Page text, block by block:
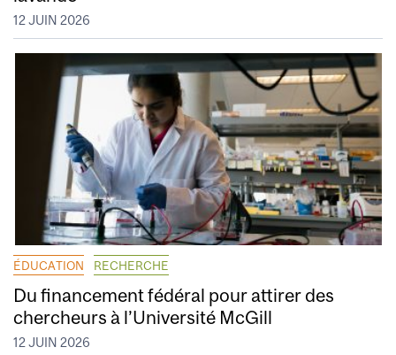
12 JUIN 2026
ÉDUCATION RECHERCHE
Du financement fédéral pour attirer des
chercheurs à l’Université McGill
12 JUIN 2026